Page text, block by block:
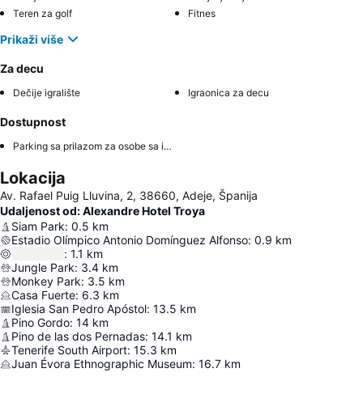
Teren za golf
Fitnes
Prikaži više
Za decu
Dečije igralište Igraonica za decu
Dostupnost
Parking sa prilazom za osobe sa invaliditetom
Lokacija
Av. Rafael Puig Lluvina, 2, 38660, Adeje, Španija
Udaljenost od: Alexandre Hotel Troya
Siam Park: 0.5 km
Estadio Olímpico Antonio Domínguez Alfonso: 0.9 km
: 1.1 km
Jungle Park: 3.4 km
Monkey Park: 3.5 km
Casa Fuerte: 6.3 km
Iglesia San Pedro Apóstol: 13.5 km
Pino Gordo: 14 km
Pino de las dos Pernadas: 14.1 km
Tenerife South Airport: 15.3 km
Juan Évora Ethnographic Museum: 16.7 km